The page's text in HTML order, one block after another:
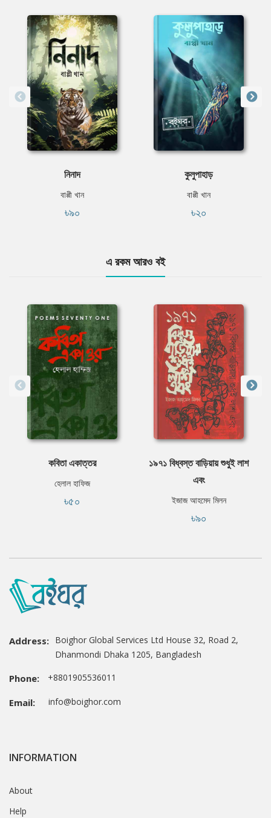
নিনাদ
বাপ্পী খান
৳৯০
কুলুপাহাড়
বাপ্পী খান
৳২০
এ রকম আরও বই
কবিতা একাত্তর
হেলাল হাফিজ
৳৫০
১৯৭১ বিধ্বস্ত বাড়িয়ায় শুধুই লাশ
এবং
ইজাজ আহমেদ মিলন
৳৯০
Address: Boighor Global Services Ltd House 32, Road 2,
Dhanmondi Dhaka 1205, Bangladesh
Phone: +8801905536011
Email: info@boighor.com
INFORMATION
About
Help